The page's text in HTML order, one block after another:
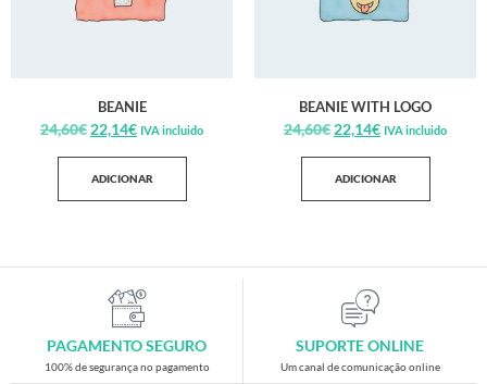
BEANIE
24,60€ 22,14€ IVA incluido
ADICIONAR
BEANIE WITH LOGO
24,60€ 22,14€ IVA incluido
ADICIONAR
PAGAMENTO SEGURO
100% de segurança no pagamento
SUPORTE ONLINE
Um canal de comunicação online